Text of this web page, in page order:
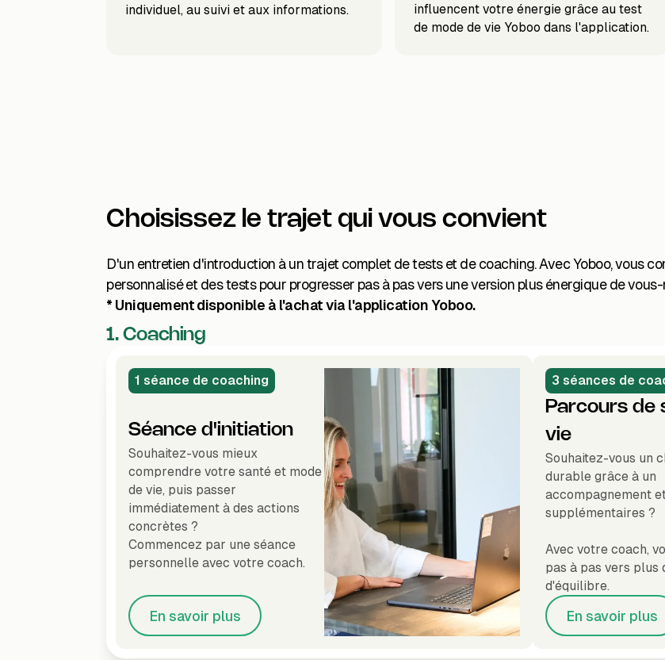
individuel, au suivi et aux informations.
influencent votre énergie grâce au test
de mode de vie Yoboo dans l'application.
Choisissez le trajet qui vous convient
D'un entretien d'introduction à un trajet complet de tests et de coaching. Avec Yoboo, vous
personnalisé et des tests pour progresser pas à pas vers une version plus énergique de
* Uniquement disponible à l'achat via l'application Yoboo.
1. Coaching
1 séance de coaching
Séance d'initiation
Souhaitez-vous mieux
comprendre votre santé et mode
de vie, puis passer
immédiatement à des actions
concrètes ?
Commencez par une séance
personnelle avec votre coach.
En savoir plus
3 séances de
Parcours de
vie
Souhaitez-vous un
durable grâce à un
accompagnement
supplémentaires ?
Avec votre coach,
pas à pas vers plus
d'équilibre.
En savoir plus